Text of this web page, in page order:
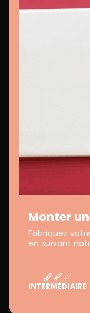
Monter
Fabriquez
en suivant
INTERMÉDIAIRE